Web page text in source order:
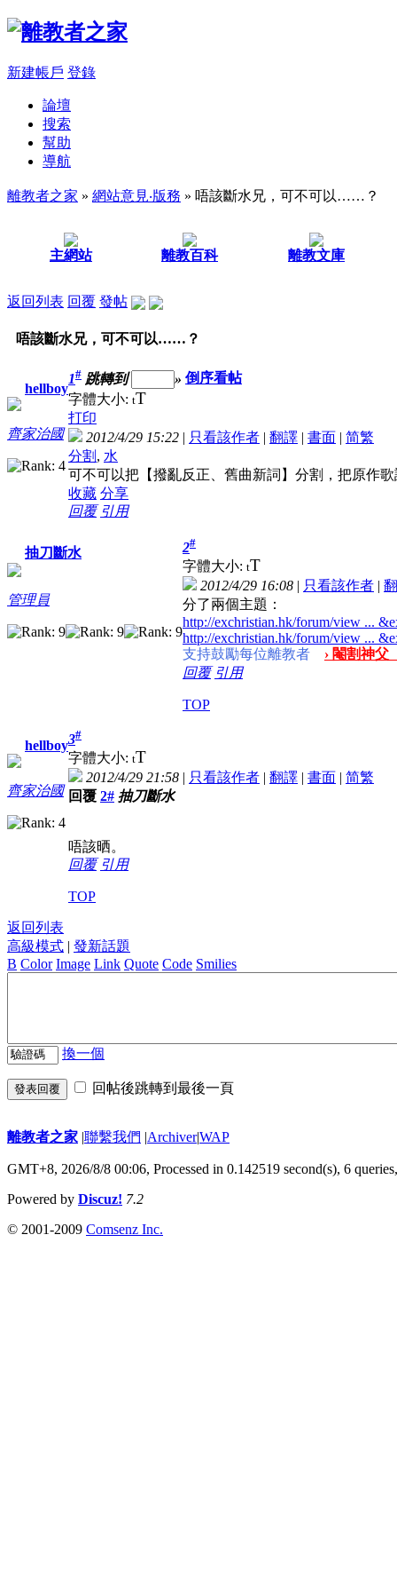
新建帳戶 登錄
論壇
搜索
幫助
導航
離教者之家 » 網站意見‧版務 » 唔該斷水兄，可不可以……？
主網站 離教百科 離教文庫
返回列表 回覆 發帖
唔該斷水兄，可不可以……？
hellboy
齊家治國
1# 跳轉到 » 倒序看帖
字體大小: tT
打印
2012/4/29 15:22 | 只看該作者 | 翻譯 | 書面 | 简繁
分割 , 水
可不可以把【撥亂反正、舊曲新詞】分割，把原作
收藏 分享
回覆 引用
抽刀斷水
管理員
2#
字體大小: tT
2012/4/29 16:08 | 只看該作者 |
分了兩個主題：
http://exchristian.hk/forum/view ...
http://exchristian.hk/forum/view ...
支持鼓勵每位離教者
› 閹割神
回覆 引用
TOP
hellboy
齊家治國
3#
字體大小: tT
2012/4/29 21:58 | 只看該作者 | 翻譯 | 書面 | 简繁
回覆 2# 抽刀斷水
唔該晒。
回覆 引用
TOP
返回列表
高級模式 | 發新話題
B Color Image Link Quote Code Smilies
換一個
發表回覆 回帖後跳轉到最後一頁
離教者之家 |聯繫我們 |Archiver|WAP
GMT+8, 2026/8/8 00:06, Processed in 0.142519 second(s), 6
Powered by Discuz! 7.2
© 2001-2009 Comsenz Inc.